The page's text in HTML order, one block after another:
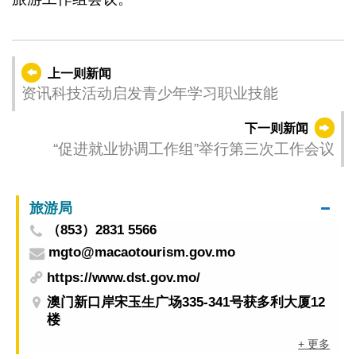
上一则新闻
资讯科技活动启发青少年学习职业技能
下一则新闻
“促进就业协调工作组”举行第三次工作会议
旅游局
（853）2831 5566
mgto@macaotourism.gov.mo
https://www.dst.gov.mo/
澳门新口岸宋玉生广场335-341号获多利大厦12
楼
+ 更多